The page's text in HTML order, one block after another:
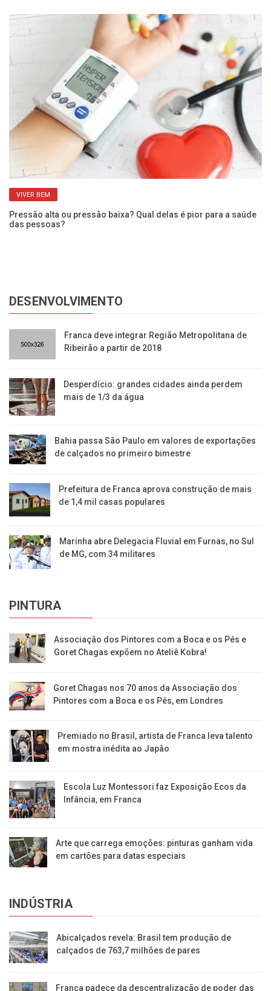
VIVER BEM
Pressão alta ou pressão baixa? Qual delas é pior para a saúde
das pessoas?
DESENVOLVIMENTO
Franca deve integrar Região Metropolitana de
Ribeirão a partir de 2018
Desperdício: grandes cidades ainda perdem
mais de 1/3 da água
Bahia passa São Paulo em valores de exportações
de calçados no primeiro bimestre
Prefeitura de Franca aprova construção de mais
de 1,4 mil casas populares
Marinha abre Delegacia Fluvial em Furnas, no Sul
de MG, com 34 militares
PINTURA
Associação dos Pintores com a Boca e os Pés e
Goret Chagas expõem no Ateliê Kobra!
Goret Chagas nos 70 anos da Associação dos
Pintores com a Boca e os Pés, em Londres
Premiado no Brasil, artista de Franca leva talento
em mostra inédita ao Japão
Escola Luz Montessori faz Exposição Ecos da
Infância, em Franca
Arte que carrega emoções: pinturas ganham vida
em cartões para datas especiais
INDÚSTRIA
Abicalçados revela: Brasil tem produção de
calçados de 763,7 milhões de pares
Franca padece da descentralização de poder das